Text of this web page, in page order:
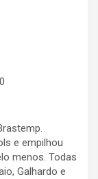
e empilhou
menos. Todas
Galhardo e